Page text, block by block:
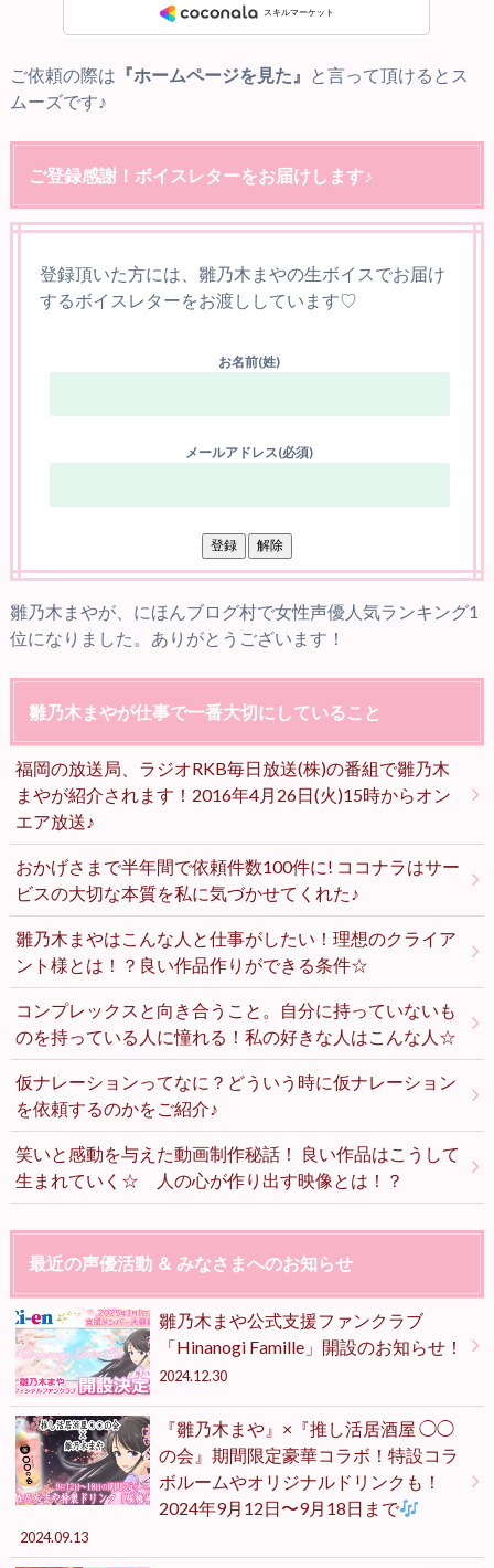
ご依頼の際は 『ホームページを見た』
と言って頂けるとス
ムーズです♪
ご登録感謝！ボイスレターをお届けします♪
登録頂いた方には、雛乃木まやの生ボイスでお届け
するボイスレターをお渡ししています♡
お名前(姓)
メールアドレス(必須)
雛乃木まやが、にほんブログ村で女性声優人気ランキング1
位になりました。ありがとうございます！
雛乃木まやが仕事で一番大切にしていること
福岡の放送局、ラジオRKB毎日放送(株)の番組で雛乃木
まやが紹介されます！2016年4月26日(火)15時からオン
エア放送♪
おかげさまで半年間で依頼件数100件に! ココナラはサー
ビスの大切な本質を私に気づかせてくれた♪
雛乃木まやはこんな人と仕事がしたい！理想のクライア
ント様とは！？良い作品作りができる条件☆
コンプレックスと向き合うこと。自分に持っていないも
のを持っている人に憧れる！私の好きな人はこんな人☆
仮ナレーションってなに？どういう時に仮ナレーション
を依頼するのかをご紹介♪
笑いと感動を与えた動画制作秘話！ 良い作品はこうして
生まれていく☆ 人の心が作り出す映像とは！？
最近の声優活動 ＆ みなさまへのお知らせ
雛乃木まや公式支援ファンクラブ
「Hinanogi Famille」開設のお知らせ！
2024.12.30
『雛乃木まや』×『推し活居酒屋 ◯◯
の会』期間限定豪華コラボ！特設コラ
ボルームやオリジナルドリンクも！
2024年9月12日〜9月18日まで
2024.09.13